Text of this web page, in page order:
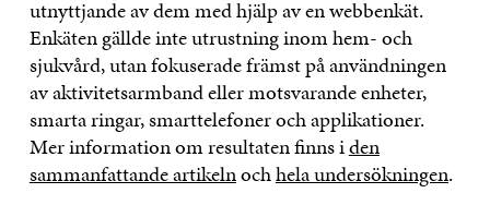
utnyttjande av dem med hjälp av en webbenkät.
Enkäten gällde inte utrustning inom hem- och
sjukvård, utan fokuserade främst på användningen
av aktivitetsarmband eller motsvarande enheter,
smarta ringar, smarttelefoner och applikationer.
Mer information om resultaten finns iden
sammanfattande artikelnochhela undersökningen.